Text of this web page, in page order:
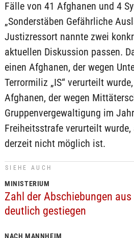
Fälle von 41 Afghanen und 4
„Sonderstäben Gefährliche
Justizressort nannte zwei
aktuellen Diskussion passen.
einen Afghanen, der wegen
Terrormiliz „IS“ verurteilt
Afghanen, der wegen
Gruppenvergewaltigung im
Freiheitsstrafe verurteilt wurde,
derzeit nicht möglich ist.
SIEHE AUCH
MINISTERIUM
Zahl der Abschiebungen
deutlich gestiegen
NACH MANNHEIM